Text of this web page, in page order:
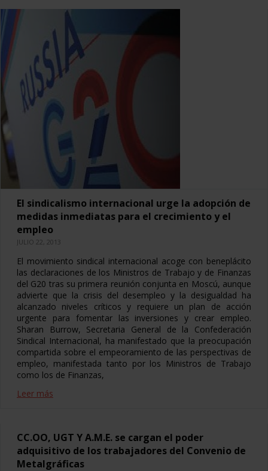
El sindicalismo internacional urge la adopción de
medidas inmediatas para el crecimiento y el
empleo
JULIO 22, 2013
El movimiento sindical internacional acoge con beneplácito
las declaraciones de los Ministros de Trabajo y de Finanzas
del G20 tras su primera reunión conjunta en Moscú, aunque
advierte que la crisis del desempleo y la desigualdad ha
alcanzado niveles críticos y requiere un plan de acción
urgente para fomentar las inversiones y crear empleo.
Sharan Burrow, Secretaria General de la Confederación
Sindical Internacional, ha manifestado que la preocupación
compartida sobre el empeoramiento de las perspectivas de
empleo, manifestada tanto por los Ministros de Trabajo
como los de Finanzas,
Leer más
CC.OO, UGT Y A.M.E. se cargan el poder
adquisitivo de los trabajadores del Convenio de
Metalgráficas